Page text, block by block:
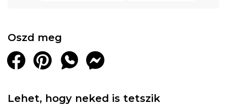
Oszd meg
Lehet, hogy neked is tetszik